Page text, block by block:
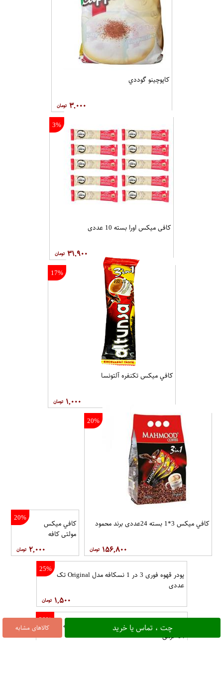
کالاهای مشابه چت ، تماس یا خرید
کاپوچينو گوددي
۳,۰۰۰
3%
کافی میکس اورا بسته 10 عددی
۳۱,۹۰۰
17%
کافي ميکس تکنفره آلتونسا
۱,۰۰۰
20%
کافي ميکس 3*1 بسته 24عددی برند محمود
۱۵۶,۸۰۰
20%
کافي ميکس
مولتي کافه
۲,۰۰۰
25%
پودر قهوه فوری 3 در 1 نسکافه مدل Original تک
عددی
۱,۵۰۰
20%
کافی میکس مولتی کافه مدل 2 × 1 - 12 ساشه
14 گرمی